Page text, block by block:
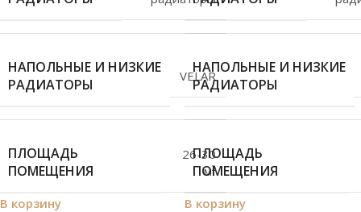
НАПОЛЬНЫЕ И НИЗКИЕ
РАДИАТОРЫ
VELAR
ПЛОЩАДЬ
ПОМЕЩЕНИЯ
26-30
м²
В корзину
НАПОЛЬНЫЕ И НИЗКИЕ
РАДИАТОРЫ
ПЛОЩАДЬ
ПОМЕЩЕНИЯ
В корзину